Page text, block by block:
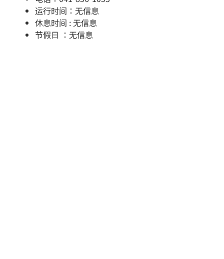
运行时间：无信息
休息时间 : 无信息
节假日 ：无信息